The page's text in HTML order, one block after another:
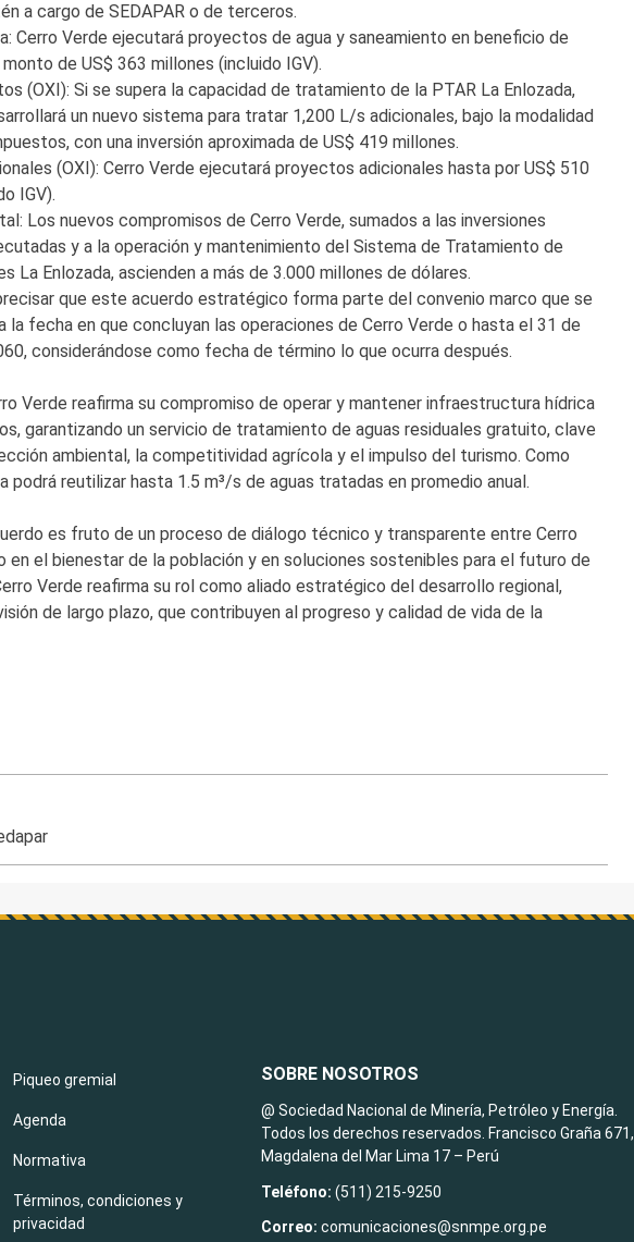
a cargo de SEDAPAR o de terceros.
Cerro Verde ejecutará proyectos de agua y saneamiento en beneficio de
de US$ 363 millones (incluido IGV).
(OXI): Si se supera la capacidad de tratamiento de la PTAR La Enlozada,
un nuevo sistema para tratar 1,200 L/s adicionales, bajo la modalidad
con una inversión aproximada de US$ 419 millones.
(OXI): Cerro Verde ejecutará proyectos adicionales hasta por US$ 510
IGV).
Los nuevos compromisos de Cerro Verde, sumados a las inversiones
y a la operación y mantenimiento del Sistema de Tratamiento de
La Enlozada, ascienden a más de 3.000 millones de dólares.
que este acuerdo estratégico forma parte del convenio marco que se
la fecha en que concluyan las operaciones de Cerro Verde o hasta el 31 de
considerándose como fecha de término lo que ocurra después.
Verde reafirma su compromiso de operar y mantener infraestructura hídrica
garantizando un servicio de tratamiento de aguas residuales gratuito, clave
ambiental, la competitividad agrícola y el impulso del turismo. Como
podrá reutilizar hasta 1.5 m³/s de aguas tratadas en promedio anual.
es fruto de un proceso de diálogo técnico y transparente entre Cerro
en el bienestar de la población y en soluciones sostenibles para el futuro de
Verde reafirma su rol como aliado estratégico del desarrollo regional,
de largo plazo, que contribuyen al progreso y calidad de vida de la
Piqueo gremial
Agenda
Normativa
Términos, condiciones y
privacidad
SOBRE NOSOTROS
@ Sociedad Nacional de Minería, Petróleo y Energía.
Todos los derechos reservados. Francisco Graña 671,
Magdalena del Mar Lima 17 – Perú
Teléfono: (511) 215-9250
Correo:comunicaciones@snmpe.org.pe